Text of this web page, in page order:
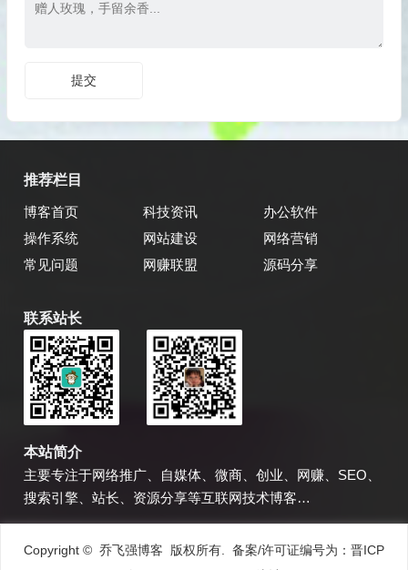
推荐栏目
博客首页 科技资讯
办公软件
操作系统
网站建设
网络营销
常见问题
网赚联盟 源码分享
联系站长
本站简介
主要专注于网络推广、自媒体、微商、创业、网赚、SEO、
搜索引擎、站长、资源分享等互联网技术博客…
Copyright © 乔飞强博客 版权所有. 备案/许可证编号为： 晋ICP